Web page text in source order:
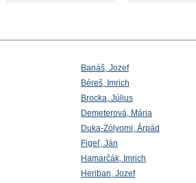
Banáš, Jozef
Béreš, Imrich
Brocka, Július
Demeterová, Mária
Duka-Zólyomi, Árpád
Figeľ, Ján
Hamarčák, Imrich
Heriban, Jozef